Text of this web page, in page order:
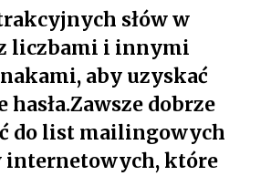
słów w
liczbami i innymi
aby uzyskać
dobrze
do list mailingowych
internetowych, które